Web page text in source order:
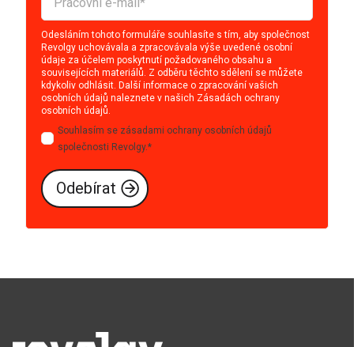
Odesláním tohoto formuláře souhlasíte s tím, aby společnost
Revolgy uchovávala a zpracovávala výše uvedené osobní
údaje za účelem poskytnutí požadovaného obsahu a
souvisejících materiálů. Z odběru těchto sdělení se můžete
kdykoliv odhlásit. Další informace o zpracování vašich
osobních údajů naleznete v našich Zásadách ochrany
osobních údajů.
Souhlasím se zásadami ochrany osobních údajů
společnosti Revolgy.*